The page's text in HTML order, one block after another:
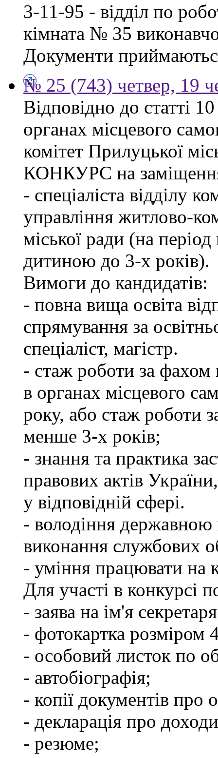
3-11-95 - відділ по
кімната № 35
Документи
№ 25 (743) четвер, 19
Відповідно до статті
органах місцевого
комітет Прилуцької
КОНКУРС на
- спеціаліста відділу
управління житлово-
міської ради (на
дитиною до 3-х років).
Вимоги до кандидатів:
- повна вища освіта
спрямування за
спеціаліст, магістр.
- стаж роботи за фахом
в органах місцевого
року, або стаж роботи
менше 3-х років;
- знання та практика
правових актів
у відповідній сфері.
- володіння державною
виконання службових
- уміння працювати на
Для участі в конкурсі
- заява на ім'я
- фотокартка розміром
- особовий листок по
- автобіографія;
- копії документів про
- декларація про
- резюме;